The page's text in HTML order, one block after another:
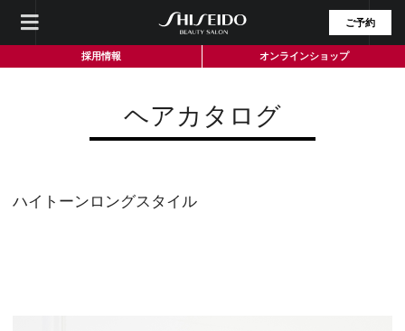
ご予約
採用情報 オンラインショップ
ヘアカタログ
ハイトーンロングスタイル